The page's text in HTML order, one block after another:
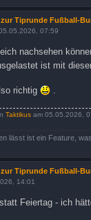
Tiprunde Fußball-
07:59
nachsehen
ist mit
richtig
Taktikus am 05.05.2026,
lässt ist ein Feature,
Tiprunde Fußball-
14:01
Feiertag - ich